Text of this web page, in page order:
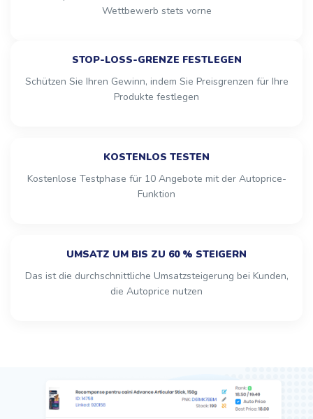
Wettbewerb stets vorne
STOP-LOSS-GRENZE FESTLEGEN
Schützen Sie Ihren Gewinn, indem Sie Preisgrenzen für Ihre
Produkte festlegen
KOSTENLOS TESTEN
Kostenlose Testphase für 10 Angebote mit der Autoprice-
Funktion
UMSATZ UM BIS ZU 60 % STEIGERN
Das ist die durchschnittliche Umsatzsteigerung bei Kunden,
die Autoprice nutzen